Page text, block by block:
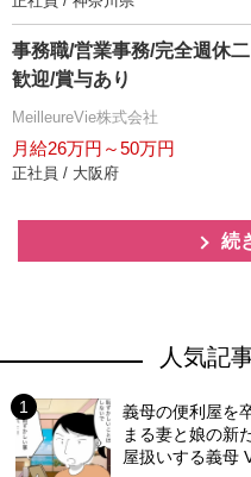
事務職/営業事務/完全週休
歓迎/賞与あり
MeilleureVie株式会社
月給26万円～50万円
正社員 / 大阪府
続
人気記
義母の便利屋を
まる妻と娘の新
屋扱いする義母